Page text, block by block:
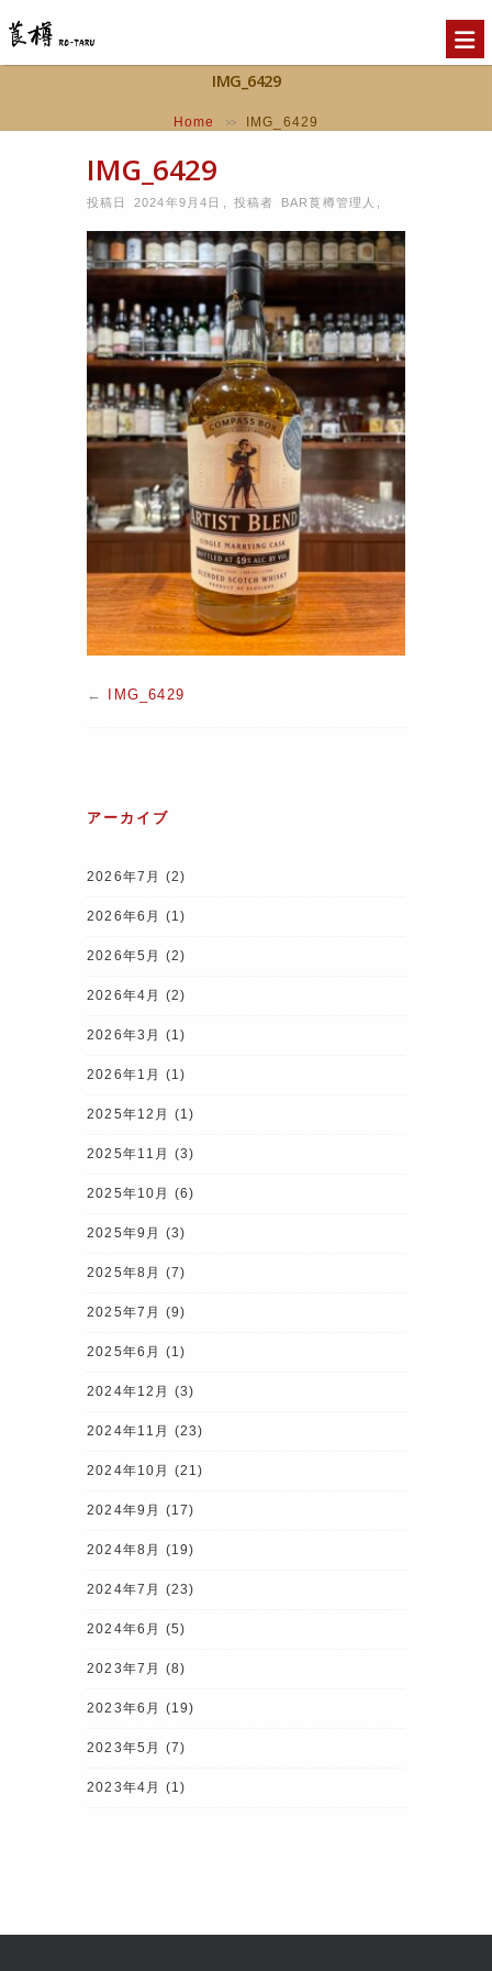
IMG_6429
Home >> IMG_6429
IMG_6429
投稿日 2024年9月4日 ,投稿者 BAR莨樽管理人
← IMG_6429
アーカイブ
2026年7月 (2)
2026年6月 (1)
2026年5月 (2)
2026年4月 (2)
2026年3月 (1)
2026年1月 (1)
2025年12月 (1)
2025年11月 (3)
2025年10月 (6)
2025年9月 (3)
2025年8月 (7)
2025年7月 (9)
2025年6月 (1)
2024年12月 (3)
2024年11月 (23)
2024年10月 (21)
2024年9月 (17)
2024年8月 (19)
2024年7月 (23)
2024年6月 (5)
2023年7月 (8)
2023年6月 (19)
2023年5月 (7)
2023年4月 (1)